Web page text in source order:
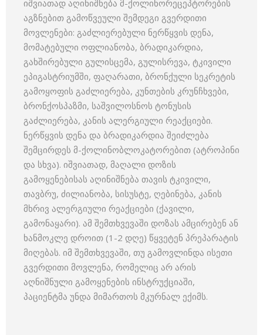
იშვიათად აღინიშნება მ-ქოლინორეცეპტორების
აგზნებით გამოწვეული შემდეგი გვერდითი
მოვლენები: გაძლიერებული ნერწყვის დენა,
მომატებული ოფლიანობა, ბრადიკარდია,
გახშირებული გულისცემა, გულისრევა, ტკივილი
ეპიგასტრიუმში, ფაღარათი, ბრონქული სეკრეტის
გამოყოფის გაძლიერება, კუნთების კრუნჩხვები,
ბრონქოსპაზმი, საშვილოსნოს ტონუსის
გაძლიერება, კანის ალერგიული რეაქციები.
ნერწყვის დენა და ბრადიკარდია შეიძლება
შემცირდეს მ-ქოლინობლოკატორებით (ატროპინი
და სხვა). იშვიათად, მაღალი დოზის
გამოყენებისას აღინიშნება თავის ტკივილი,
თავბრუ, ძილიანობა, სისუსტე, ღებინება, კანის
მხრივ ალერგიული რეაქციები (ქავილი,
გამონაყარი). ამ შემთხვევაში დოზას ამცირებენ ან
ხანმოკლე დროით (1-2 დღე) წყვეტენ პრეპარატის
მიღებას. იმ შემთხვევაში, თუ გამოვლინდა ისეთი
გვერდითი მოვლენა, რომელიც არ არის
აღნიშნული გამოყენების ინსტრუქციაში,
პაციენტმა უნდა მიმართოს მკურნალ ექიმს.